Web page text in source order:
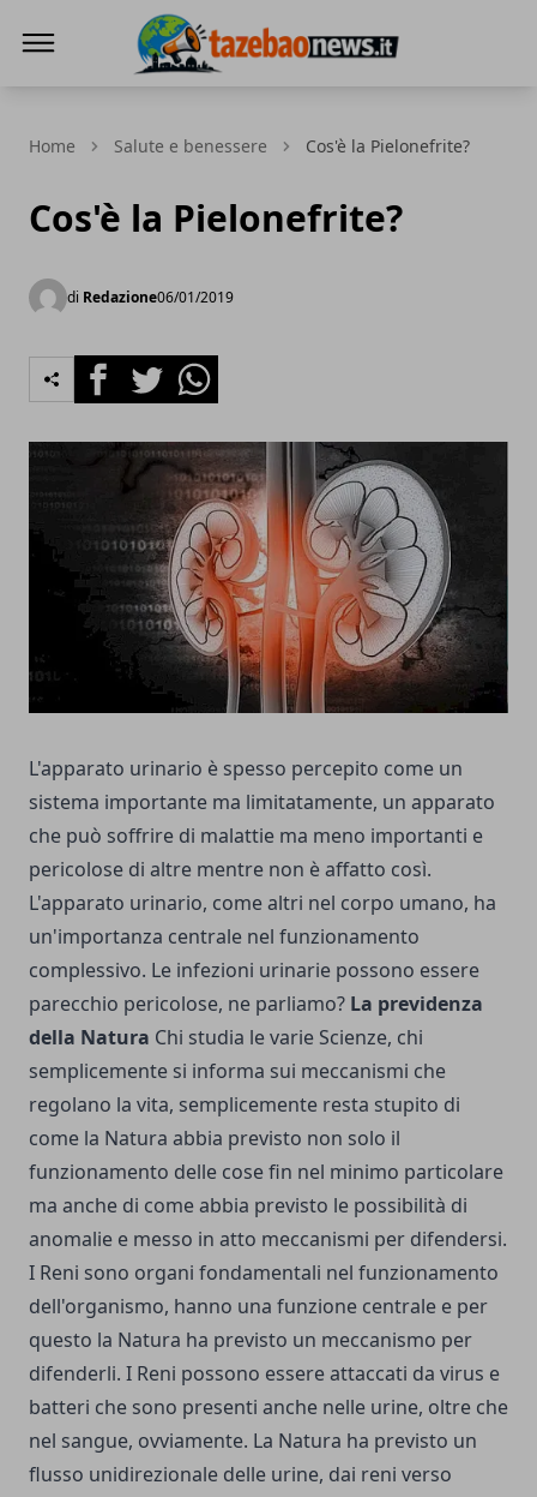
Home Salute e benessere Cos'è la Pielonefrite?
Cos'è la Pielonefrite?
di Redazione06/01/2019
FacebookTwitterWhatsapp
L'apparato urinario è spesso percepito come un
sistema importante ma limitatamente, un apparato
che può soffrire di malattie ma meno importanti e
pericolose di altre mentre non è affatto così.
L'apparato urinario, come altri nel corpo umano, ha
un'importanza centrale nel funzionamento
complessivo. Le infezioni urinarie possono essere
parecchio pericolose, ne parliamo? La previdenza
della Natura Chi studia le varie Scienze, chi
semplicemente si informa sui meccanismi che
regolano la vita, semplicemente resta stupito di
come la Natura abbia previsto non solo il
funzionamento delle cose fin nel minimo particolare
ma anche di come abbia previsto le possibilità di
anomalie e messo in atto meccanismi per difendersi.
I Reni sono organi fondamentali nel funzionamento
dell'organismo, hanno una funzione centrale e per
questo la Natura ha previsto un meccanismo per
difenderli. I Reni possono essere attaccati da virus e
batteri che sono presenti anche nelle urine, oltre che
nel sangue, ovviamente. La Natura ha previsto un
flusso unidirezionale delle urine, dai reni verso